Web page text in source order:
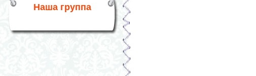
Наша группа